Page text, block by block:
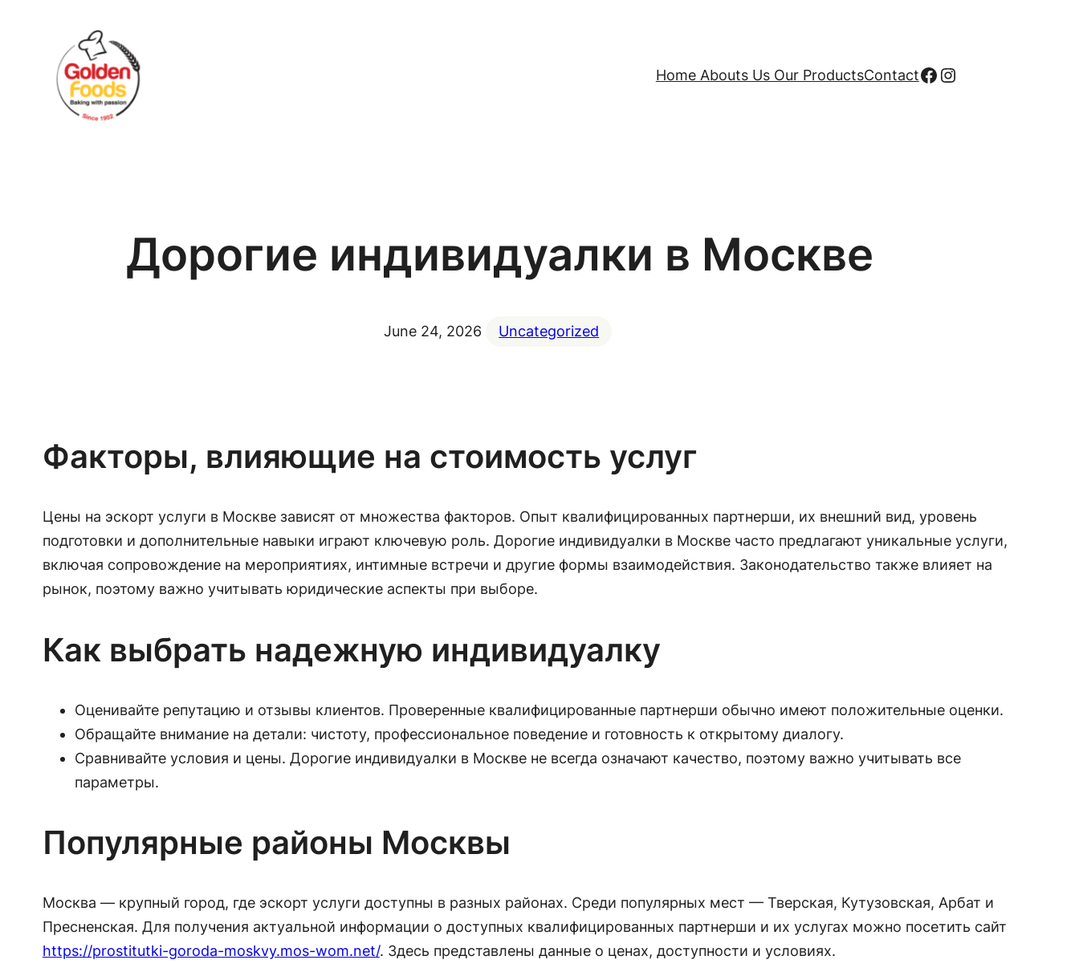
content
Home Abouts Us Our ProductsContactFacebook
Instagram
Дорогие индивидуалки в Москве
June 24, 2026 Uncategorized
Факторы, влияющие на стоимость услуг
Цены на эскорт услуги в Москве зависят от множества факторов. Опыт квалифицированных партнерши, их внешний вид, уровень
подготовки и дополнительные навыки играют ключевую роль. Дорогие индивидуалки в Москве часто предлагают уникальные услуги,
включая сопровождение на мероприятиях, интимные встречи и другие формы взаимодействия. Законодательство также влияет на
рынок, поэтому важно учитывать юридические аспекты при выборе.
Как выбрать надежную индивидуалку
Оценивайте репутацию и отзывы клиентов. Проверенные квалифицированные партнерши обычно имеют положительные оценки.
Обращайте внимание на детали: чистоту, профессиональное поведение и готовность к открытому диалогу.
Сравнивайте условия и цены. Дорогие индивидуалки в Москве не всегда означают качество, поэтому важно учитывать все
параметры.
Популярные районы Москвы
Москва — крупный город, где эскорт услуги доступны в разных районах. Среди популярных мест — Тверская, Кутузовская, Арбат и
Пресненская. Для получения актуальной информации о доступных квалифицированных партнерши и их услугах можно посетить сайт
https://prostitutki-goroda-moskvy.mos-wom.net/. Здесь представлены данные о ценах, доступности и условиях.